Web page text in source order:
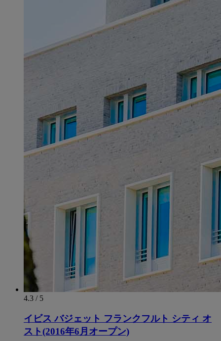
4.3 / 5
イビス バジェット フランクフルト シティ オ
スト(2016年6月オープン)